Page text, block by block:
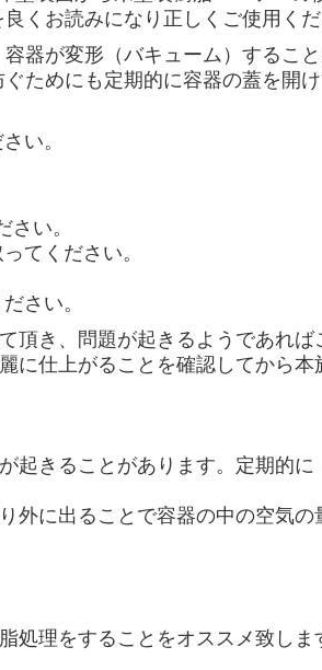
くお読みになり正しくご使用くだ
器が変形（バキューム）すること
ためにも定期的に容器の蓋を開け
い。
い。
てください。
さい。
き、問題が起きるようであれ
仕上がることを確認してから本
きることがあります。定期的
に出ることで容器の中の空気の
理をすることをオススメ致しま